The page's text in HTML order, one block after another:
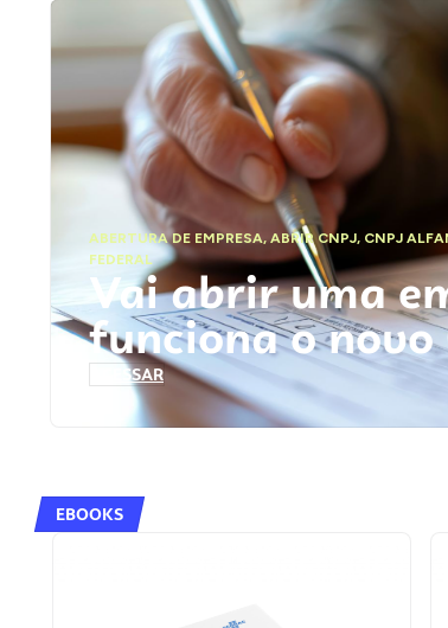
ABERTURA DE EMPRESA,ABRIR CNPJ, CNPJ
FEDERAL
Vai abrir uma
funciona o novo
ACESSAR
EBOOKS